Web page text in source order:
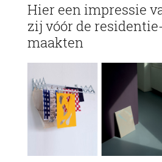
Hier een impressie
zij vóór de
maakten